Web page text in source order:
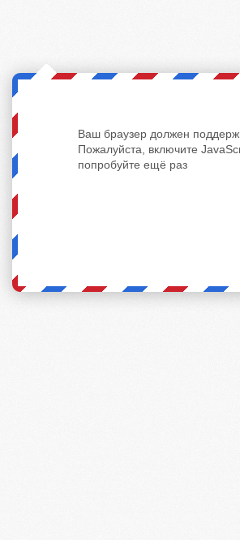
Ваш браузер должен
Пожалуйста, включите
попробуйте ещё раз